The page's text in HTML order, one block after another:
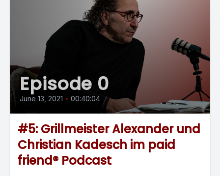
Episode 0
June 13, 2021 • 00:40:04
#5: Grillmeister Alexander und
Christian Kadesch im paid
friend® Podcast